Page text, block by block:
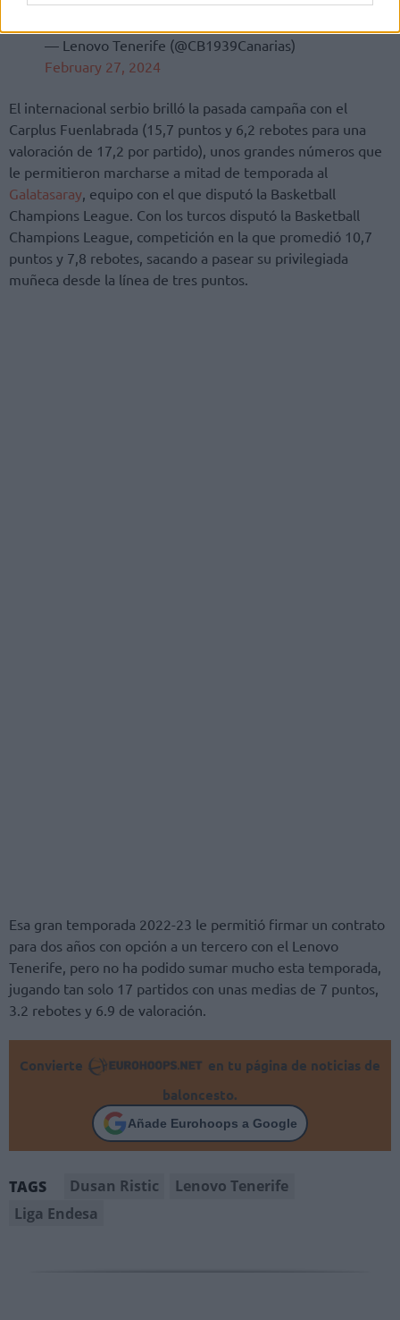
— Lenovo Tenerife (@CB1939Canarias)
February 27, 2024
El internacional serbio brilló la pasada campaña con el
Carplus Fuenlabrada (15,7 puntos y 6,2 rebotes para una
valoración de 17,2 por partido), unos grandes números que
le permitieron marcharse a mitad de temporada al
Galatasaray , equipo con el que disputó la Basketball
Champions League. Con los turcos disputó la Basketball
Champions League, competición en la que promedió 10,7
puntos y 7,8 rebotes, sacando a pasear su privilegiada
muñeca desde la línea de tres puntos.
Esa gran temporada 2022-23 le permitió firmar un contrato
para dos años con opción a un tercero con el Lenovo
Tenerife, pero no ha podido sumar mucho esta temporada,
jugando tan solo 17 partidos con unas medias de 7 puntos,
3.2 rebotes y 6.9 de valoración.
Convierte
en tu página de noticias de
baloncesto.
Añade Eurohoops a Google
TAGS Dusan Ristic
Lenovo Tenerife
Liga Endesa